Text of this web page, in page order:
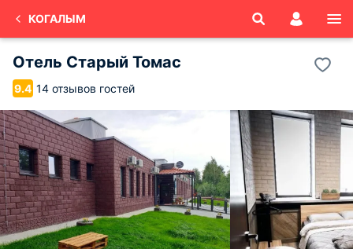
КОГАЛЫМ
Отель Старый Томас
9.4 14 отзывов гостей